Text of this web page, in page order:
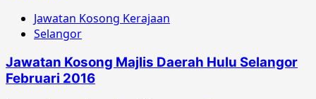
about
Jawatan
Majlis
Perbandaran
Jawatan Kosong Kerajaan
Selangor
Jawatan Kosong Majlis Daerah Hulu Selangor
Februari 2016